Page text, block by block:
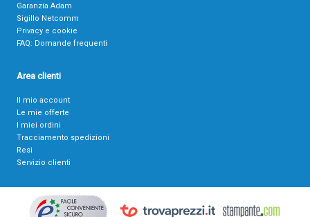
Garanzia Adam
Sigillo Netcomm
Privacy e cookie
FAQ: Domande frequenti
Area clienti
Il mio account
Le mie offerte
I miei ordini
Tracciamento spedizioni
Resi
Servizio clienti